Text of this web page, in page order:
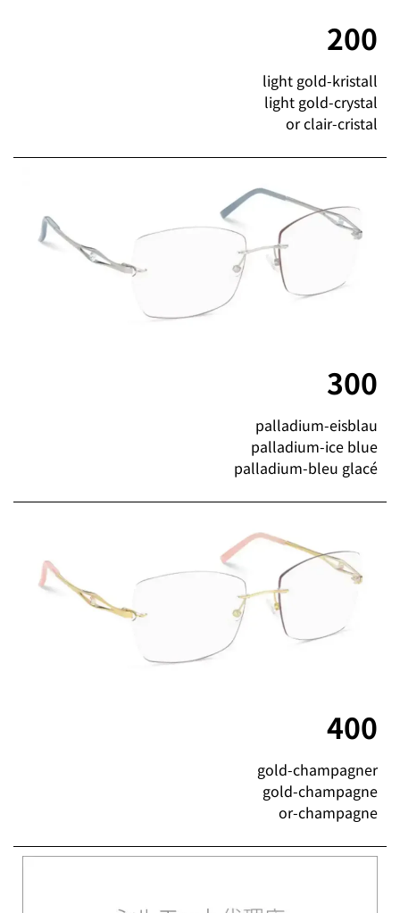
200
light gold-kristall
light gold-crystal
or clair-cristal
300
palladium-eisblau
palladium-ice blue
palladium-bleu glacé
400
gold-champagner
gold-champagne
or-champagne